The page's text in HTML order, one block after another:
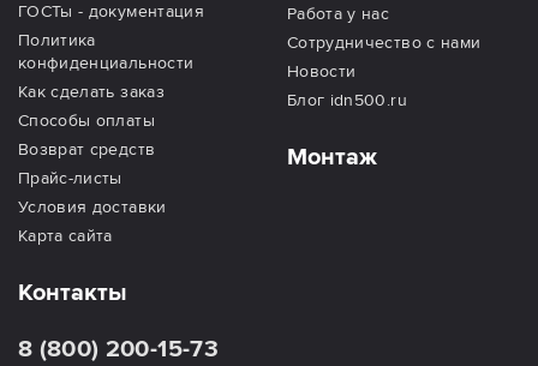
ГОСТы - документация
Политика
конфиденциальности
Как сделать заказ
Способы оплаты
Возврат средств
Прайс-листы
Условия доставки
Карта сайта
Работа у нас
Сотрудничество с нами
Новости
Блог idn500.ru
Монтаж
Контакты
8 (800) 200-15-73